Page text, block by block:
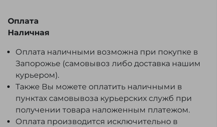
Оплата
Наличная
Оплата наличными возможна при покупке в
Запорожье (самовывоз либо доставка нашим
курьером).
Также Вы можете оплатить наличными в
пунктах самовывоза курьерских служб при
получении товара наложенным платежом.
Оплата производится исключительно в